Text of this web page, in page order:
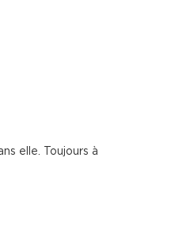
elle. Toujours à